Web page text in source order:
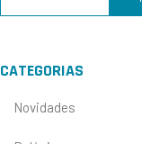
CATEGORIAS
Novidades